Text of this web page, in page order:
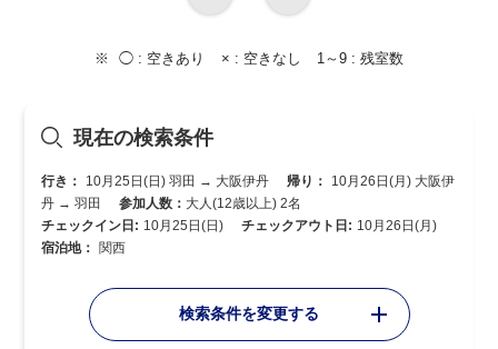
◯ : 空きあり × : 空きなし 1～9 : 残室数
現在の検索条件
行き： 10月25日(日) 羽田 → 大阪伊丹 帰り：
10月26日(月) 大阪伊
丹 → 羽田
参加人数： 大人(12歳以上) 2名
チェックイン日: 10月25日(日) チェックアウト日: 10月26日(月)
宿泊地： 関西
検索条件を変更する